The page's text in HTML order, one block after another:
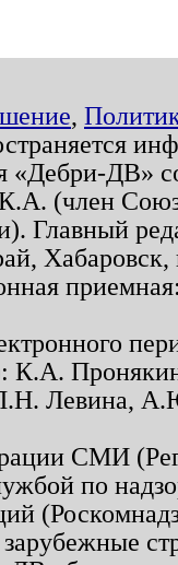
,
«Дебри-ДВ»
(член
Главный
К.А.
Левина,
СМИ
по